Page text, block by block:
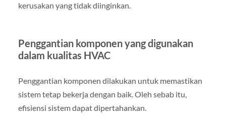
kerusakan yang tidak diinginkan.
Penggantian komponen yang digunakan
dalam kualitas HVAC
Penggantian komponen dilakukan untuk memastikan
sistem tetap bekerja dengan baik. Oleh sebab itu,
efisiensi sistem dapat dipertahankan.